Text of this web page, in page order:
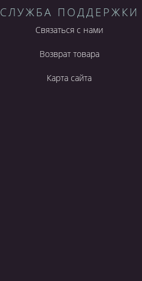
СЛУЖБА ПОДДЕРЖКИ
Связаться с нами
Возврат товара
Карта сайта